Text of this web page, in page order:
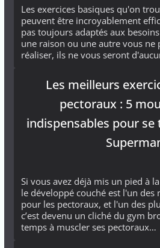
Les exercices basiques qu'on
peuvent être incroyablement
pas toujours adaptés aux
une raison ou une autre vous ne
réaliser, ils ne vous seront
Les meilleurs
pectoraux : 5
indispensables pour
Si vous avez déjà mis un pied à
le développé couché est l'un des
pour les pectoraux, et l'un des
c’est devenu un cliché du gym
temps à muscler ses pectoraux…